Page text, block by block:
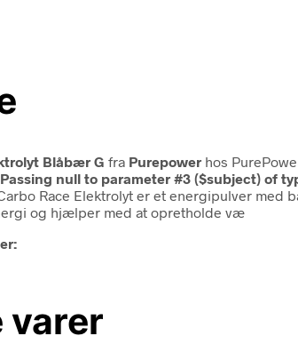
Blåbær G fra Purepower hos
null to parameter #3 ($subject) of
Carbo Race Elektrolyt er et energipulver
og hjælper med at opretholde væ
varer